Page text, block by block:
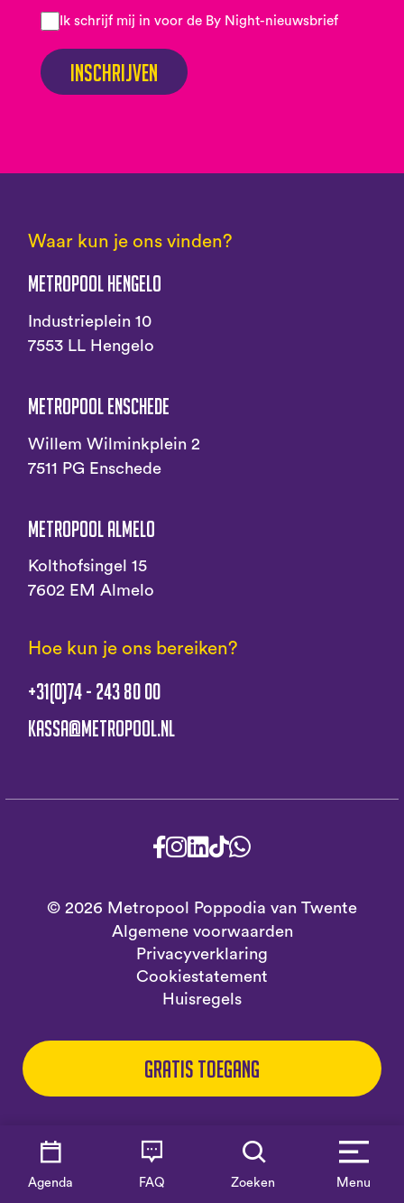
Agenda FAQ Zoeken Menu
Gratis toegang
Ik schrijf mij in voor de By Night-nieuwsbrief
Inschrijven
Waar kun je ons vinden?
Metropool Hengelo
Industrieplein 10
7553 LL Hengelo
Metropool Enschede
Willem Wilminkplein 2
7511 PG Enschede
Metropool Almelo
Kolthofsingel 15
7602 EM Almelo
Hoe kun je ons bereiken?
+31(0)74 - 243 80 00
kassa@metropool.nl
© 2026 Metropool Poppodia van Twente
Algemene voorwaarden
Privacyverklaring
Cookiestatement
Huisregels